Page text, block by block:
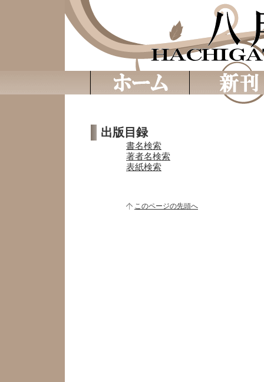
出版目録
書名検索
著者名検索
表紙検索
このページの先頭へ